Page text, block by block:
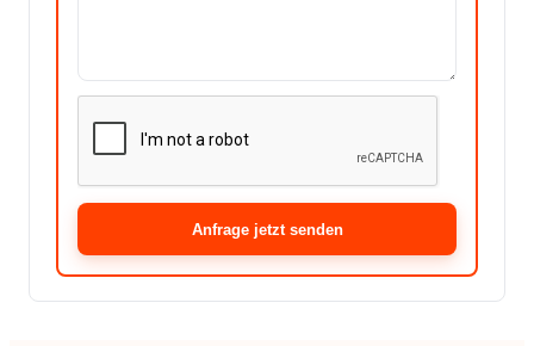
Anfrage jetzt senden